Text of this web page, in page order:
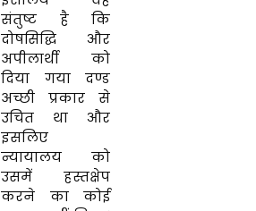
संतुष्ट है कि
दोषसिद्धि और
अपीलार्थी को
दिया गया दण्ड
अच्छी प्रकार से
उचित था और
इसलिए
न्यायालय को
उसमें हस्तक्षेप
करने का कोई